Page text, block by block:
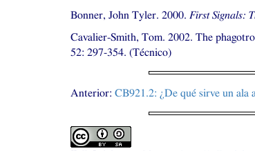
Bonner, John Tyler. 2000. First Signals:
Cavalier-Smith, Tom. 2002. The
52: 297-354. (Técnico)
Anterior: CB921 .2: ¿De qué sirve un ala